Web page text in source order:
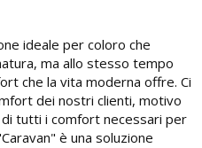
ideale per coloro che
ma allo stesso tempo
che la vita moderna offre. Ci
dei nostri clienti, motivo
tutti i comfort necessari per
è una soluzione